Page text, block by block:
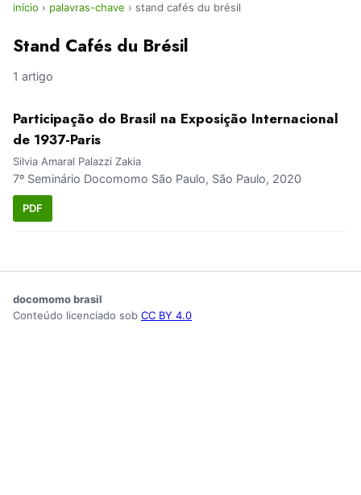
início › palavras-chave › stand cafés du brésil
Stand Cafés du Brésil
1 artigo
Participação do Brasil na Exposição Internacional
de 1937-Paris
Silvia Amaral Palazzi Zakia
7º Seminário Docomomo São Paulo, São Paulo, 2020
PDF
docomomo brasil
Conteúdo licenciado sob CC BY 4.0